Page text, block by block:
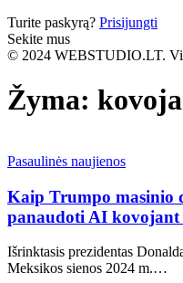
Turite paskyrą? Prisijungti
Sekite mus
© 2024 WEBSTUDIO.LT.
Žyma:
Pasaulinės naujienos
Kaip Trumpo masinio
panaudoti AI kovojant
Išrinktasis prezidentas
Meksikos sienos 2024 m.…